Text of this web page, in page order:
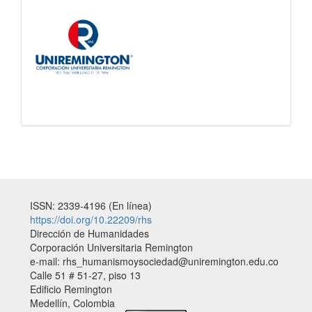
ISSN: 2339-4196 (En línea)
https://doi.org/10.22209/rhs
Dirección de Humanidades
Corporación Universitaria Remington
e-mail: rhs_humanismoysociedad@uniremington.edu.co
Calle 51 # 51-27, piso 13
Edificio Remington
Medellín, Colombia